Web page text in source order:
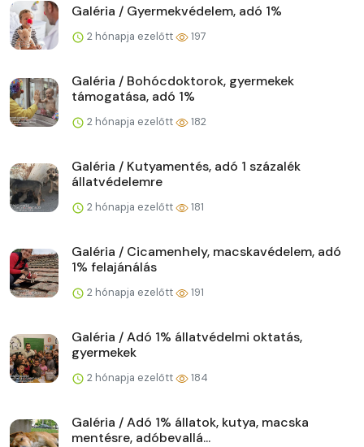
Galéria / Gyermekvédelem, adó 1%
2 hónapja ezelőtt 197
Galéria / Bohócdoktorok, gyermekek
támogatása, adó 1%
2 hónapja ezelőtt 182
Galéria / Kutyamentés, adó 1 százalék
állatvédelemre
2 hónapja ezelőtt 181
Galéria / Cicamenhely, macskavédelem, adó
1% felajánálás
2 hónapja ezelőtt 191
Galéria / Adó 1% állatvédelmi oktatás,
gyermekek
2 hónapja ezelőtt 184
Galéria / Adó 1% állatok, kutya, macska
mentésre, adóbevallá...